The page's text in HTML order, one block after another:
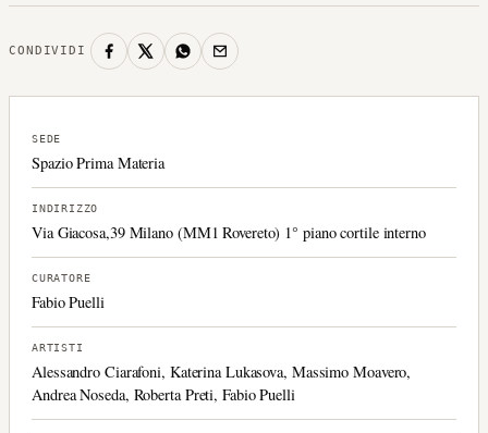
CONDIVIDI
SEDE
Spazio Prima Materia
INDIRIZZO
Via Giacosa,39 Milano (MM1 Rovereto) 1° piano cortile interno
CURATORE
Fabio Puelli
ARTISTI
Alessandro Ciarafoni, Katerina Lukasova, Massimo Moavero,
Andrea Noseda, Roberta Preti, Fabio Puelli